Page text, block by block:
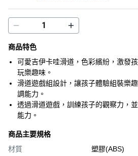
商品特色
可愛吉伊卡哇滑道，色彩繽紛，激發
玩樂趣味。
滑道遊戲組設計，讓孩子體驗組裝樂
調能力。
透過滑道遊戲，訓練孩子的觀察力，
能力。
商品主要規格
材質
塑膠(ABS)